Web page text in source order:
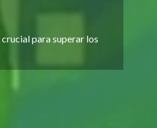
para superar los